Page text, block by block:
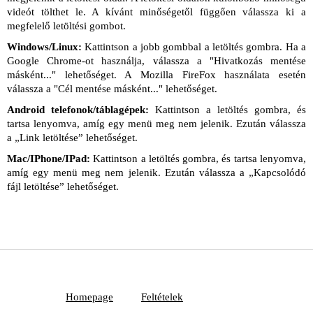
videót tölthet le. A kívánt minőségetől függően válassza ki a
megfelelő letöltési gombot.
Windows/Linux: Kattintson a jobb gombbal a letöltés gombra. Ha a
Google Chrome-ot használja, válassza a "Hivatkozás mentése
másként..." lehetőséget. A Mozilla FireFox használata esetén
válassza a "Cél mentése másként..." lehetőséget.
Android telefonok/táblagépek: Kattintson a letöltés gombra, és
tartsa lenyomva, amíg egy menü meg nem jelenik. Ezután válassza
a „Link letöltése” lehetőséget.
Mac/IPhone/IPad: Kattintson a letöltés gombra, és tartsa lenyomva,
amíg egy menü meg nem jelenik. Ezután válassza a „Kapcsolódó
fájl letöltése” lehetőséget.
Homepage Feltételek